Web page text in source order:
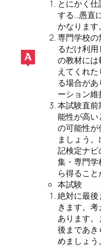
とにかく
する…愚直
かなります。
専門学校の
るだけ利
の教材には
えてくれ
る場合が
ーション維
本試験直前
能性が高い
の可能性が
ましょう
記検定ナビ
集・専門学
ら得ること
本試験
絶対に最後
きます。
あります
後まであき
めましょう。